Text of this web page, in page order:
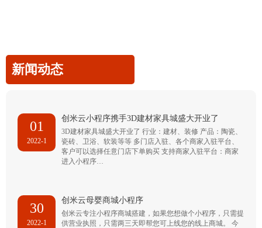
新闻动态
01
2022-1
创米云小程序携手3D建材家具城盛大开业了
3D建材家具城盛大开业了 行业：建材、装修 产品：陶瓷、
瓷砖、卫浴、软装等等 多门店入驻、各个商家入驻平台、
客户可以选择任意门店下单购买 支持商家入驻平台：商家
进入小程序…
30
2022-1
创米云母婴商城小程序
创米云专注小程序商城搭建，如果您想做个小程序，只需提
供营业执照，只需两三天即帮您可上线您的线上商城。 今